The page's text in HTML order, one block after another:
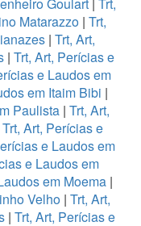
Goulart | Trt,
Matarazzo | Trt,
| Trt, Art,
| Trt, Art, Perícias e
e Laudos em
em Itaim Bibi |
Paulista | Trt, Art,
Trt, Art, Perícias e
e Laudos em
e Laudos em
em Moema|
Velho | Trt, Art,
| Trt, Art, Perícias e